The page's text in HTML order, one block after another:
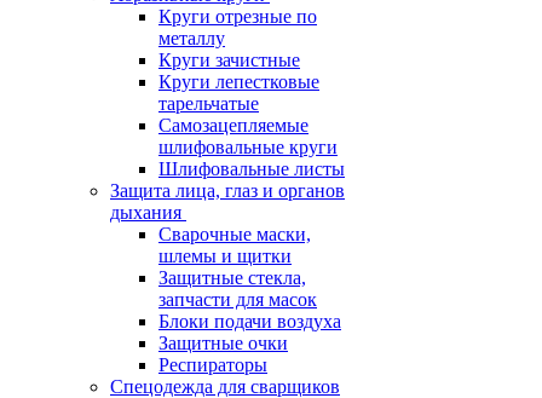
Круги отрезные по
металлу
Круги зачистные
Круги лепестковые
тарельчатые
Самозацепляемые
шлифовальные круги
Шлифовальные листы
Защита лица, глаз и органов
дыхания
Сварочные маски,
шлемы и щитки
Защитные стекла,
запчасти для масок
Блоки подачи воздуха
Защитные очки
Респираторы
Спецодежда для сварщиков